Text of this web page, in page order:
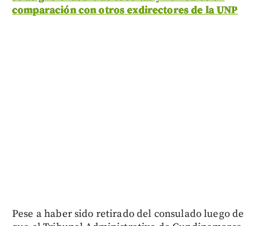
comparación con otros exdirectores de la UNP
Pese a haber sido retirado del consulado luego de